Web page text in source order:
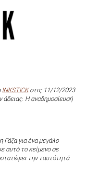
INKSTICKστις 11/12/2023
άδειας. Η αναδημοσίευσή
Γάζα για ένα μεγάλο
αυτό το κείμενο σε
την ταυτότητά